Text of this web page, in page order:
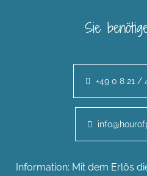
Sie
+49 0 8 21 /
Information: Mit dem Erlös